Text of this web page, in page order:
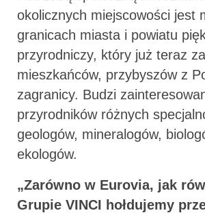
okolicznych miejscowości jest
granicach miasta i powiatu
przyrodniczy, który już teraz
mieszkańców, przybyszów z
zagranicy. Budzi
przyrodników różnych
geologów, mineralogów,
ekologów.
„Zarówno w Eurovia, jak
Grupie VINCI hołdujemy